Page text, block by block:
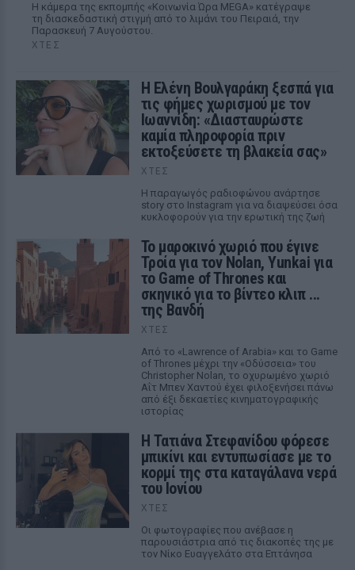
Η κάμερα της εκπομπής «Κοινωνία Ώρα MEGA» κατέγραψε
τη διασκεδαστική στιγμή από το λιμάνι του Πειραιά, την
Παρασκευή 7 Αυγούστου.
ΧΤΕΣ
Η Ελένη Βουλγαράκη ξεσπά για
τις φήμες χωρισμού με τον
Ιωαννίδη: «Διασταυρώστε
καμία πληροφορία πριν
εκτοξεύσετε τη βλακεία σας»
ΧΤΕΣ
Η παραγωγός ραδιοφώνου ανάρτησε
story στο Instagram για να διαψεύσει όσα
κυκλοφορούν για την ερωτική της ζωή
Το μαροκινό χωριό που έγινε
Τροία για τον Nolan, Yunkai για
το Game of Thrones και
σκηνικό για το βίντεο κλιπ ...
της Βανδή
ΧΤΕΣ
Από το «Lawrence of Arabia» και το Game
of Thrones μέχρι την «Οδύσσεια» του
Christopher Nolan, το οχυρωμένο χωριό
Αΐτ Μπεν Χαντού έχει φιλοξενήσει πάνω
από έξι δεκαετίες κινηματογραφικής
ιστορίας
Η Τατιάνα Στεφανίδου φόρεσε
μπικίνι και εντυπωσίασε με το
κορμί της στα καταγάλανα νερά
του Ιονίου
ΧΤΕΣ
Οι φωτογραφίες που ανέβασε η
παρουσιάστρια από τις διακοπές της με
τον Νίκο Ευαγγελάτο στα Επτάνησα